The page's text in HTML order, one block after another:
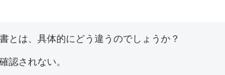
とは、具体的にどう違うのでしょうか？
認されない。